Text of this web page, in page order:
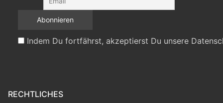
Indem Du fortfährst, akzeptierst Du unsere
RECHTLICHES